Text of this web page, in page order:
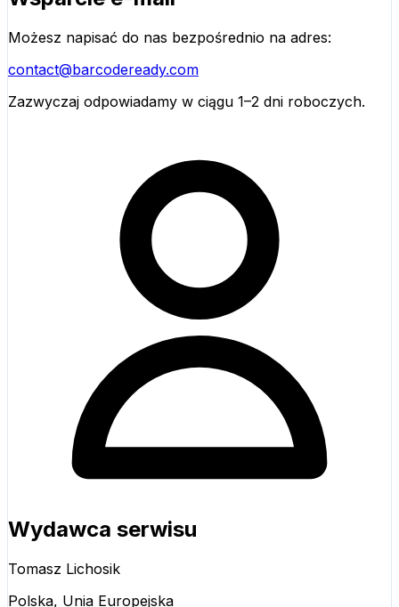
Możesz napisać do nas bezpośrednio na adres:
contact@barcodeready.com
Zazwyczaj odpowiadamy w ciągu 1–2 dni roboczych.
Wydawca serwisu
Tomasz Lichosik
Polska, Unia Europejska